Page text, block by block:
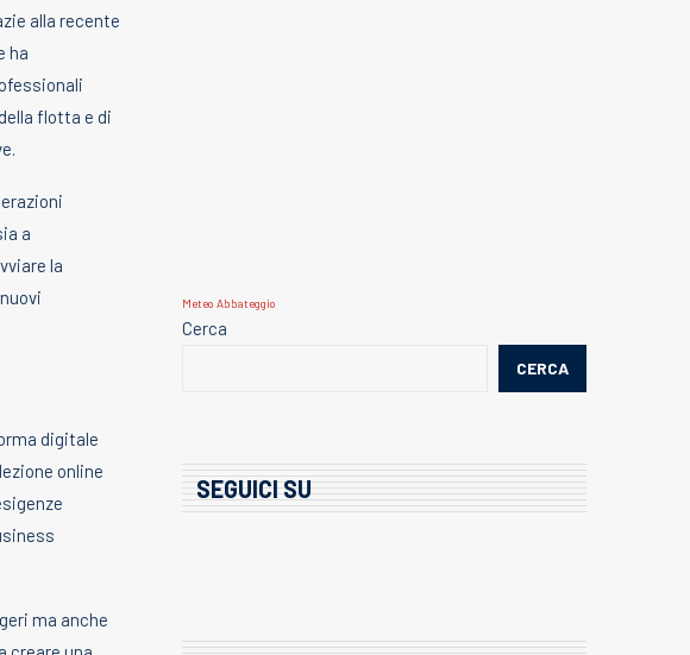
alla recente
ha
flotta e di
a
la
digitale
online
ma anche
Meteo Abbateggio
Cerca
CERCA
SEGUICI SU